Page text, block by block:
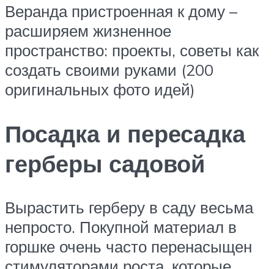
Веранда пристроенная к дому –
расширяем жизненное
пространство: проекты, советы как
создать своими руками (200
оригинальных фото идей)
Посадка и пересадка
герберы садовой
Вырастить герберу в саду весьма
непросто. Покупной материал в
горшке очень часто перенасыщен